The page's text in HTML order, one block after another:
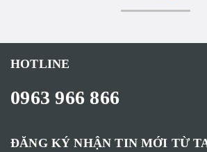
HOTLINE
0963 966 866
ĐĂNG KÝ NHẬN TIN MỚI TỪ